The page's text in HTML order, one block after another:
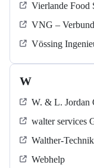
Vierlande Food
VNG –
Vössing
W
W. & L. Jordan
walter services
Walther-
Webhelp